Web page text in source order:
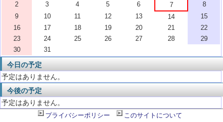
2
3 4 5 6 7
8
9
10 11 12 13 14
15
16
17 18 19 20 21
22
23
24 25 26 27 28
29
30
31
今日の予定
予定はありません。
今後の予定
予定はありません。
プライバシーポリシー このサイトについて